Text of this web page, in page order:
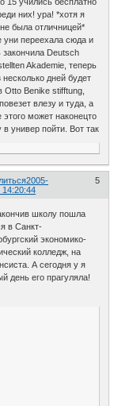
них! ура! *хотя я
была отличницей*
уни переехала сюда и
закончила Deutsch
Akademie, теперь
несколько дней будет
Otto Benike stifftung,
влезу и туда, а
этого может наконецто
в универ пойти. Вот так
5
2005-
14:20:44
школу пошла
в Санкт-
экономико-
колледж, на
А сегодня у я
день его прагуляла!